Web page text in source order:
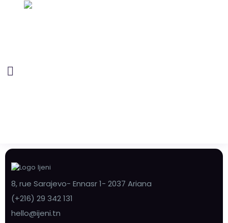
8, rue Sarajevo- Ennasr 1- 2037 Ariana
(+216) 29 342 131
hello@ijeni.tn